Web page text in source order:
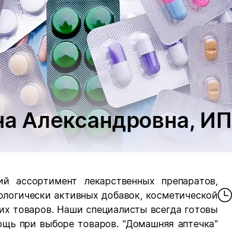
Александровна, ИП
лекарственных препаратов,
активных добавок, косметической
товаров. Наши специалисты всегда готовы
при выборе товаров. "Домашняя аптечка"